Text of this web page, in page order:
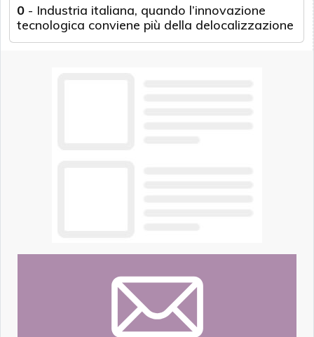
0 - Industria italiana, quando l’innovazione
tecnologica conviene più della delocalizzazione